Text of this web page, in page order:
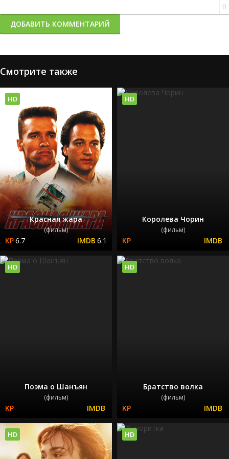
0
ДОБАВИТЬ КОММЕНТАРИЙ
Смотрите также
Красная жара
(фильм)
6.7 6.1
HD
Королева Чорин
(фильм)
HD
Поэма о Шанъян
(фильм)
HD
Братство волка
(фильм)
HD
HD HD